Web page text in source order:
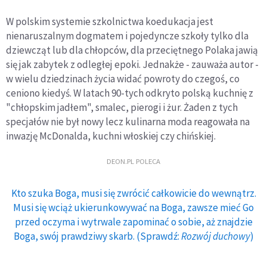
W polskim systemie szkolnictwa koedukacja jest
nienaruszalnym dogmatem i pojedyncze szkoły tylko dla
dziewcząt lub dla chłopców, dla przeciętnego Polaka jawią
się jak zabytek z odległej epoki. Jednakże - zauważa autor -
w wielu dziedzinach życia widać powroty do czegoś, co
ceniono kiedyś. W latach 90-tych odkryto polską kuchnię z
"chłopskim jadłem", smalec, pierogi i żur. Żaden z tych
specjałów nie był nowy lecz kulinarna moda reagowała na
inwazję McDonalda, kuchni włoskiej czy chińskiej.
DEON.PL POLECA
Kto szuka Boga, musi się zwrócić całkowicie do wewnątrz.
Musi się wciąż ukierunkowywać na Boga, zawsze mieć Go
przed oczyma i wytrwale zapominać o sobie, aż znajdzie
Boga, swój prawdziwy skarb. (Sprawdź:Rozwój duchowy)